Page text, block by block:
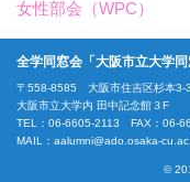
女性部会（WPC）
全学同窓会「大阪市立大学
〒558-8585 大阪市住吉区杉本3-
大阪市立大学内 田中記念館３F
TEL：06-6605-2113 FAX：06-
MAIL： aalumni@ado.osaka-
©